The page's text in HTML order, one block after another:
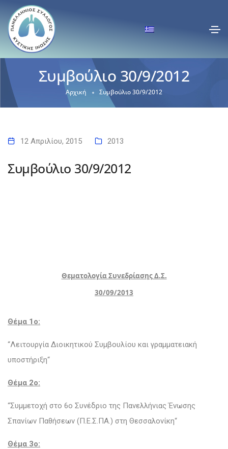
Συμβούλιο 30/9/2012
Αρχική Συμβούλιο 30/9/2012
12 Απριλίου, 2015 2013
Συμβούλιο 30/9/2012
Θεματολογία Συνεδρίασης Δ.Σ.
30/09/2013
Θέμα 1o:
“Λειτουργία Διοικητικού Συμβουλίου και γραμματειακή
υποστήριξη“
Θέμα 2ο:
“Συμμετοχή στο 6ο Συνέδριο της Πανελλήνιας Ένωσης
Σπανίων Παθήσεων (Π.Ε.Σ.ΠΑ.) στη Θεσσαλονίκη“
Θέμα 3o: